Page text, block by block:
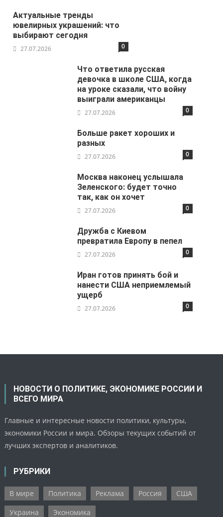
Актуальные тренды
ювелирных украшений: что
выбирают сегодня
27.07.2026 0
Что ответила русская
девочка в школе США, когда
на уроке сказали, что войну
выиграли американцы
27.07.2026 0
Больше ракет хороших и
разных
27.07.2026 0
Москва наконец услышала
Зеленского: будет точно
так, как он хочет
27.07.2026 0
Дружба с Киевом
превратила Европу в пепел
27.07.2026 0
Иран готов принять бой и
нанести США неприемлемый
ущерб
27.07.2026 0
НОВОСТИ О ПОЛИТИКЕ, ЭКОНОМИКЕ РОССИИ И
ВСЕГО МИРА
Главные и интересные новости политики, культуры,
экономики России и мира. Обзоры текущих событий от
лучших экспертов и аналитиков.
РУБРИКИ
В мире Политика Реклама Россия
США
Украина
Экономика